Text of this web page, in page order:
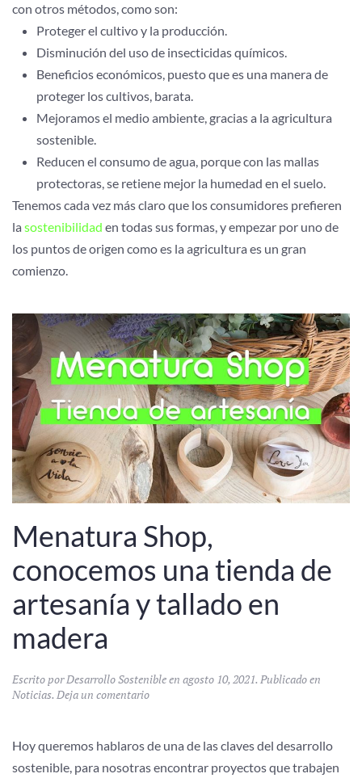
con otros métodos, como son:
Proteger el cultivo y la producción.
Disminución del uso de insecticidas químicos.
Beneficios económicos, puesto que es una manera de
proteger los cultivos, barata.
Mejoramos el medio ambiente, gracias a la agricultura
sostenible.
Reducen el consumo de agua, porque con las mallas
protectoras, se retiene mejor la humedad en el suelo.
Tenemos cada vez más claro que los consumidores prefieren
la sostenibilidad en todas sus formas, y empezar por uno de
los puntos de origen como es la agricultura es un gran
comienzo.
Menatura Shop,
conocemos una tienda de
artesanía y tallado en
madera
Escrito porDesarrollo Sostenibleen agosto 10, 2021. Publicado en
Noticias. Deja un comentario
Hoy queremos hablaros de una de las claves del desarrollo
sostenible, para nosotras encontrar proyectos que trabajen